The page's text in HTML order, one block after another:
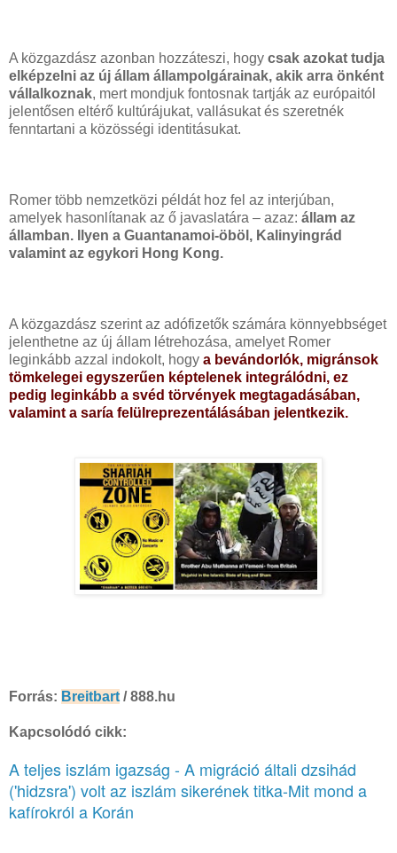
A közgazdász azonban hozzáteszi, hogy csak azokat tudja
elképzelni az új állam állampolgárainak, akik arra önként
vállalkoznak, mert mondjuk fontosnak tartják az európaitól
jelentősen eltérő kultúrájukat, vallásukat és szeretnék
fenntartani a közösségi identitásukat.
Romer több nemzetközi példát hoz fel az interjúban,
amelyek hasonlítanak az ő javaslatára – azaz: állam az
államban. Ilyen a Guantanamoi-öböl, Kalinyingrád
valamint az egykori Hong Kong.
A közgazdász szerint az adófizetők számára könnyebbséget
jelenthetne az új állam létrehozása, amelyet Romer
leginkább azzal indokolt, hogy a bevándorlók, migránsok
tömkelegei egyszerűen képtelenek integrálódni, ez
pedig leginkább a svéd törvények megtagadásában,
valamint a saría felülreprezentálásában jelentkezik.
Forrás: Breitbart / 888.hu
Kapcsolódó cikk:
A teljes iszlám igazság - A migráció általi dzsihád
('hidzsra') volt az iszlám sikerének titka-Mit mond a
kafírokról a Korán